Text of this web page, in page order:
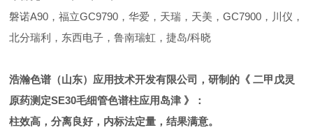
磐诺A90，福立GC9790，华爱，天瑞，天美，GC7900，川仪，
北分瑞利，东西电子，鲁南瑞虹，捷岛/科晓
浩瀚色谱（山东）应用技术开发有限公司，研制的《 二甲戊灵
原药测定SE30毛细管色谱柱应用岛津 》：
柱效高，分离良好，内标法定量，结果满意。